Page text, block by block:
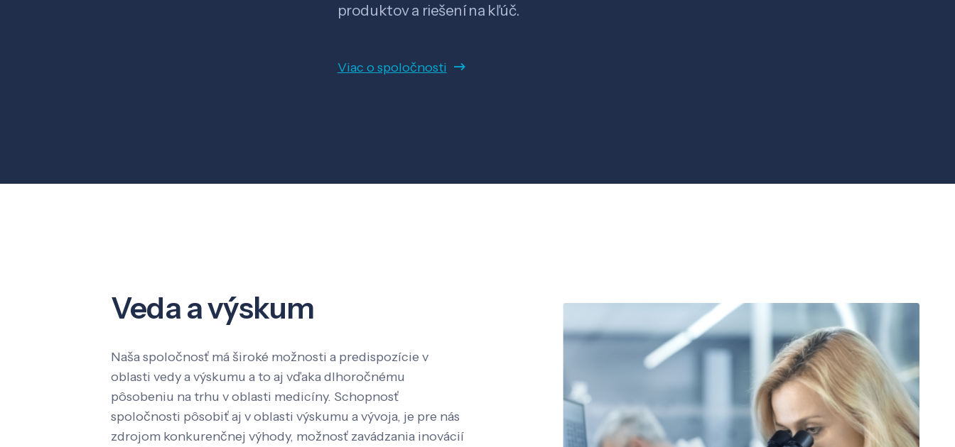
produktov a riešení na kľúč.
Viac o spoločnosti
Veda a výskum
Naša spoločnosť má široké možnosti a predispozície v
oblasti vedy a výskumu a to aj vďaka dlhoročnému
pôsobeniu na trhu v oblasti medicíny. Schopnosť
spoločnosti pôsobiť aj v oblasti výskumu a vývoja, je pre nás
zdrojom konkurenčnej výhody, možnosť zavádzania inovácií